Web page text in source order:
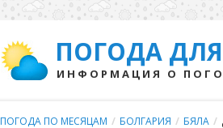
ПОГОДА
ИНФОРМАЦИЯ О
ПОГОДА ПО МЕСЯЦАМ / БОЛГАРИЯ / БЯЛА /